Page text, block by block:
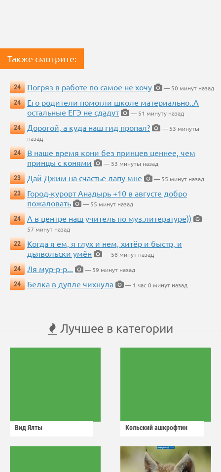
Также смотрите:
24 Погряз в работе по самое не хочу
— 50 минут назад
24
Его родители помогли школе материально..А
остальные ЕГЭ не сдадут
— 51 минуту назад
24
Дорогой, а куда наш гид пропал?
— 53 минуты
назад
24
В наше время кони без принцев ценнее, чем
принцы с конями
— 53 минуты назад
23
Дай Джим на счастье лапу мне
— 55 минут назад
23
Город-курорт Анадырь +10 в августе добро
пожаловать
— 55 минут назад
24
А в центре наш учитель по муз.литературе))
—
57 минут назад
22
Когда я ем, я глух и нем, хитёр и быстр, и
дьявольски умён
— 58 минут назад
24
Ля мур-р-р...
— 59 минут назад
24
Белка в дупле чихнула — 1 час 0 минут назад
Лучшее в категории
Вид Ялты Кольский ашкрофтин